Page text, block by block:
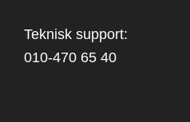
Teknisk support:
010-470 65 40